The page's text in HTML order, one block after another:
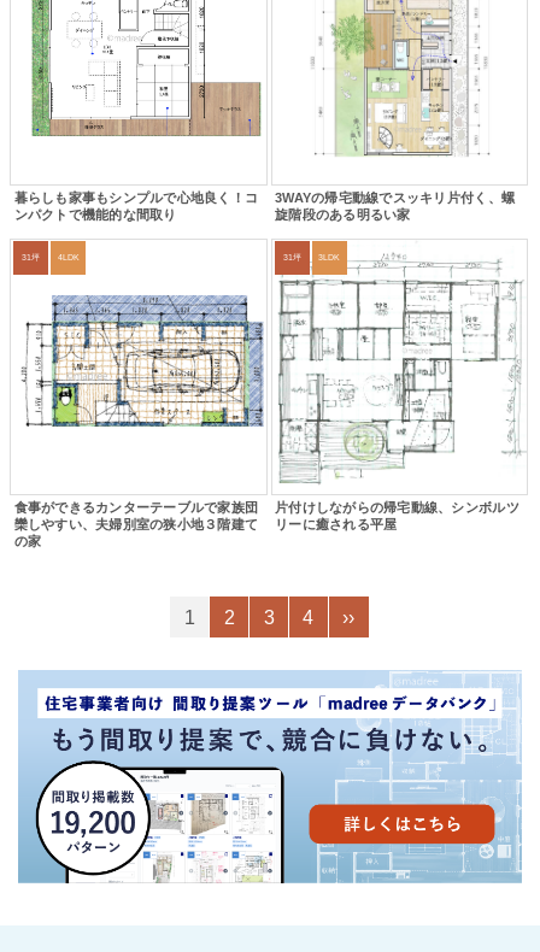
暮らしも家事もシンプルで心地良く！コ
ンパクトで機能的な間取り
3WAYの帰宅動線でスッキリ片付く、螺
旋階段のある明るい家
31坪 4LDK
食事ができるカンターテーブルで家族団
欒しやすい、夫婦別室の狭小地３階建て
の家
31坪 3LDK
片付けしながらの帰宅動線、シンボルツ
リーに癒される平屋
1 2 3 4 ››